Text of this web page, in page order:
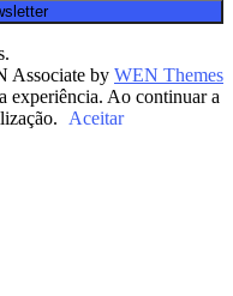
Associate by WEN Themes
experiência. Ao continuar a
Aceitar